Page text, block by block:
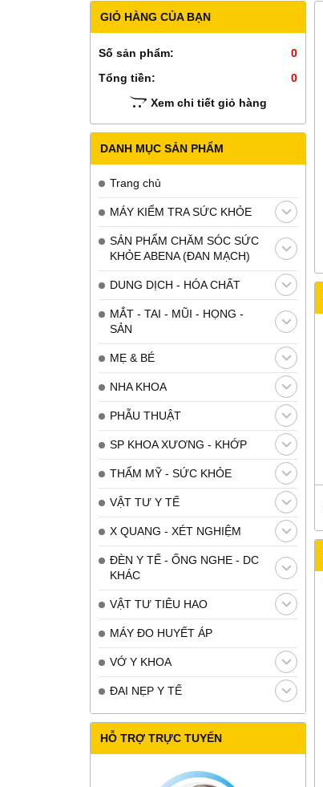
GIỎ HÀNG CỦA BẠN
Số sản phẩm:
0
Tổng tiền:
0
Xem chi tiết giỏ hàng
DANH MỤC SẢN PHẨM
Trang chủ
MÁY KIỂM TRA SỨC KHỎE
SẢN PHẨM CHĂM SÓC SỨC
KHỎE ABENA (ĐAN MẠCH)
DUNG DỊCH - HÓA CHẤT
MẮT - TAI - MŨI - HỌNG -
SẢN
MẸ & BÉ
NHA KHOA
PHẪU THUẬT
SP KHOA XƯƠNG - KHỚP
THẨM MỸ - SỨC KHỎE
VẬT TƯ Y TẾ
X QUANG - XÉT NGHIỆM
ĐÈN Y TẾ - ỐNG NGHE - DC
KHÁC
VẬT TƯ TIÊU HAO
MÁY ĐO HUYẾT ÁP
VỚ Y KHOA
ĐAI NẸP Y TẾ
HỖ TRỢ TRỰC TUYẾN